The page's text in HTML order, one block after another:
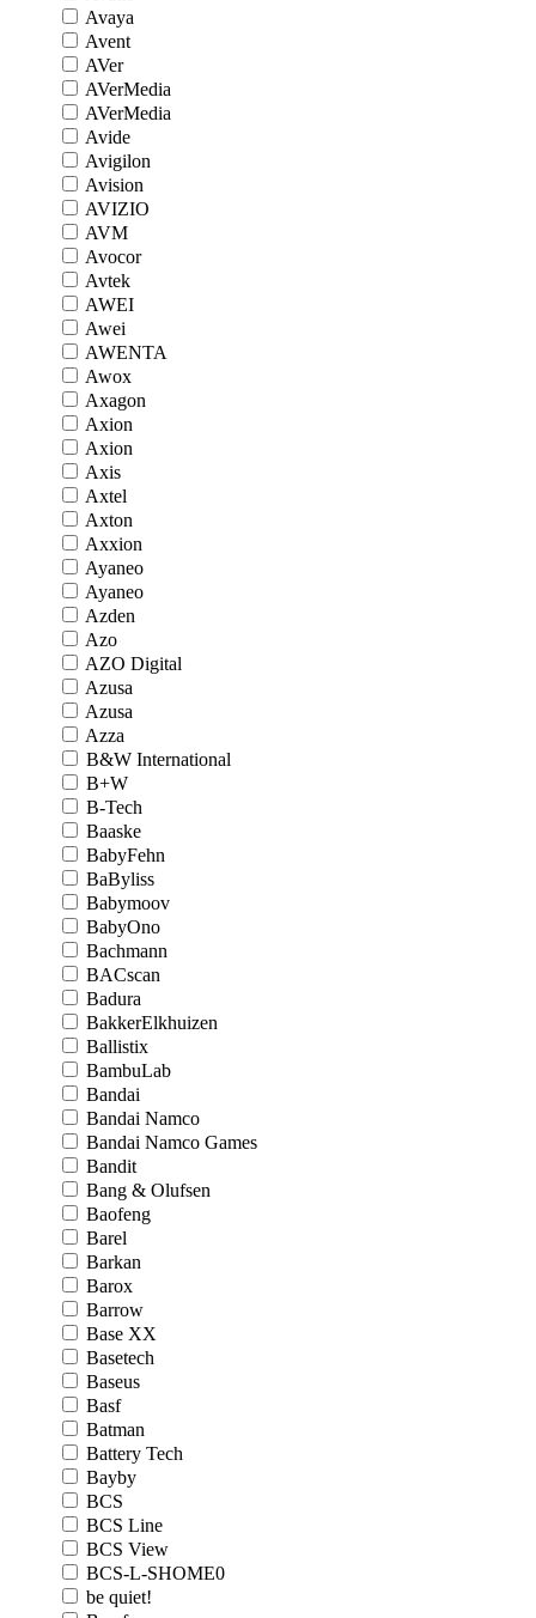
Avaya
Avent
AVer
AVerMedia
AVerMedia
Avide
Avigilon
Avision
AVIZIO
AVM
Avocor
Avtek
AWEI
Awei
AWENTA
Awox
Axagon
Axion
Axion
Axis
Axtel
Axton
Axxion
Ayaneo
Ayaneo
Azden
Azo
AZO Digital
Azusa
Azusa
Azza
B&W International
B+W
B-Tech
Baaske
BabyFehn
BaByliss
Babymoov
BabyOno
Bachmann
BACscan
Badura
BakkerElkhuizen
Ballistix
BambuLab
Bandai
Bandai Namco
Bandai Namco Games
Bandit
Bang & Olufsen
Baofeng
Barel
Barkan
Barox
Barrow
Base XX
Basetech
Baseus
Basf
Batman
Battery Tech
Bayby
BCS
BCS Line
BCS View
BCS-L-SHOME0
be quiet!